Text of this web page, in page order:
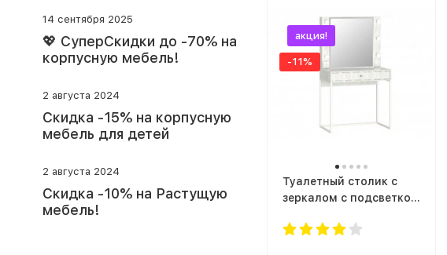
акция!
-11%
Туалетный столик с
зеркалом с подсветкой
Косметический
14 сентября 2025
💖 СуперСкидки до -70% на
корпусную мебель!
2 августа 2024
Скидка -15% на корпусную
мебель для детей
2 августа 2024
Скидка -10% на Растущую
мебель!